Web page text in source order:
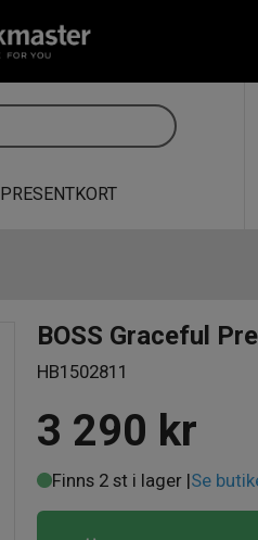
PRESENTKORT
BOSS Graceful
HB1502811
3 290 kr
Finns 2 st i lager |Se